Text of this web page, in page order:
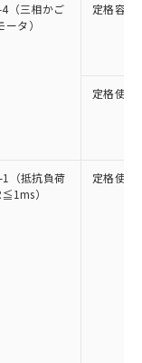
4（三相かご
ータ）
定格容量
定格使用
1（抵抗負荷
）
定格使用